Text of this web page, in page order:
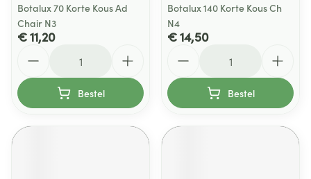
Botalux 70 Korte Kous Ad
Chair N3
€ 11,20
Bestel
Botalux 140 Korte Kous Ch
N4
€ 14,50
Bestel